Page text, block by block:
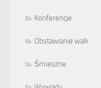
Konferencje
Obstawianie walk
Śmieszne